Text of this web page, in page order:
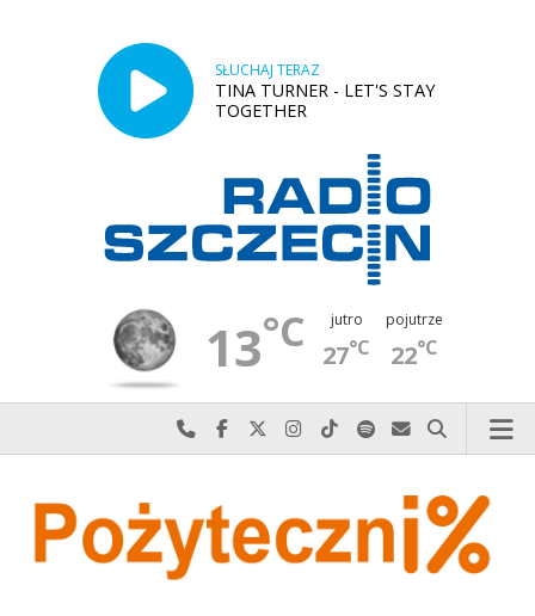
SŁUCHAJ TERAZ
TINA TURNER - LET'S STAY
TOGETHER
13°C jutro
27°C
pojutrze
22°C
Najlepiej po prostu do nas zadzwoń
Odwiedź nas na Facebook-u
Odwiedź nas na X
Odwiedź nas na Instagram-ie
Odwiedź nas na TikTok-u
Szukaj nas na Spotify
Wyślij do nas
Szukaj